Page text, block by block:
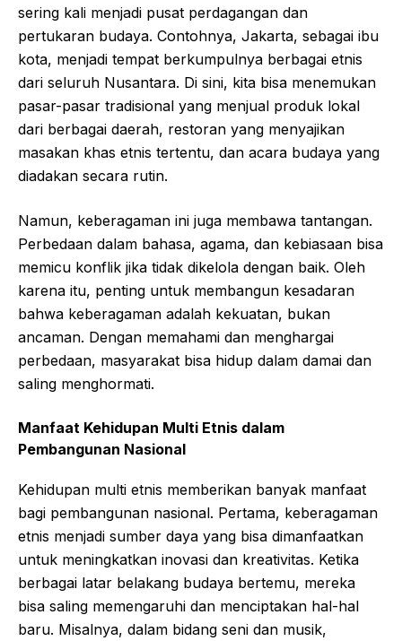
sering kali menjadi pusat perdagangan dan
pertukaran budaya. Contohnya, Jakarta, sebagai ibu
kota, menjadi tempat berkumpulnya berbagai etnis
dari seluruh Nusantara. Di sini, kita bisa menemukan
pasar-pasar tradisional yang menjual produk lokal
dari berbagai daerah, restoran yang menyajikan
masakan khas etnis tertentu, dan acara budaya yang
diadakan secara rutin.
Namun, keberagaman ini juga membawa tantangan.
Perbedaan dalam bahasa, agama, dan kebiasaan bisa
memicu konflik jika tidak dikelola dengan baik. Oleh
karena itu, penting untuk membangun kesadaran
bahwa keberagaman adalah kekuatan, bukan
ancaman. Dengan memahami dan menghargai
perbedaan, masyarakat bisa hidup dalam damai dan
saling menghormati.
Manfaat Kehidupan Multi Etnis dalam
Pembangunan Nasional
Kehidupan multi etnis memberikan banyak manfaat
bagi pembangunan nasional. Pertama, keberagaman
etnis menjadi sumber daya yang bisa dimanfaatkan
untuk meningkatkan inovasi dan kreativitas. Ketika
berbagai latar belakang budaya bertemu, mereka
bisa saling memengaruhi dan menciptakan hal-hal
baru. Misalnya, dalam bidang seni dan musik,